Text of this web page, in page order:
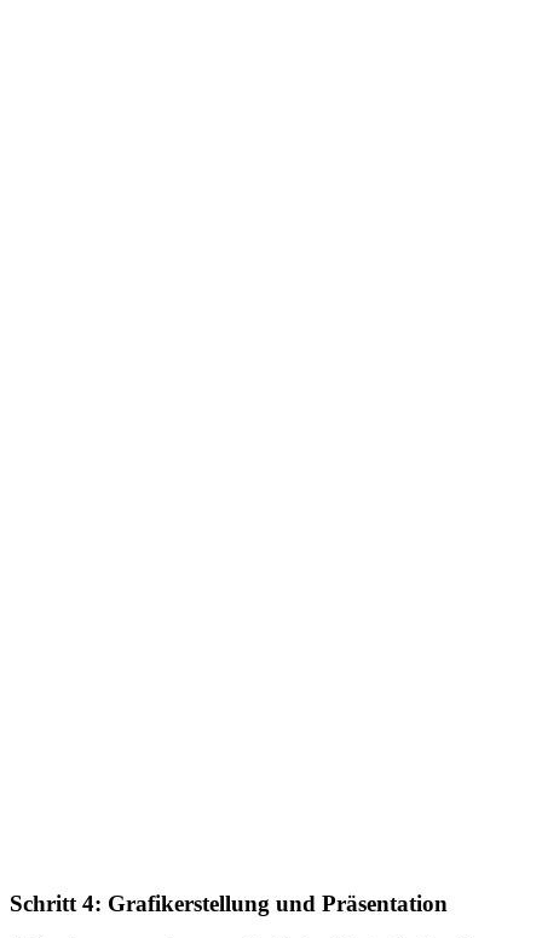
Schritt 4: Grafikerstellung und Präsentation